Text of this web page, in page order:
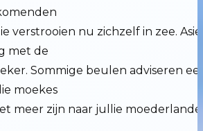
verstrooien nu zichzelf in zee.
met de
Sommige beulen adviseren
moekes
meer zijn naar jullie